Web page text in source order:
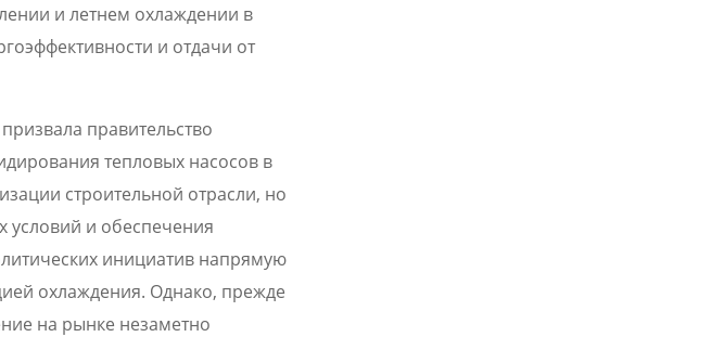
и летнем охлаждении в
и отдачи от
правительство
тепловых насосов в
строительной отрасли, но
условий и обеспечения
инициатив напрямую
охлаждения. Однако, прежде
на рынке незаметно